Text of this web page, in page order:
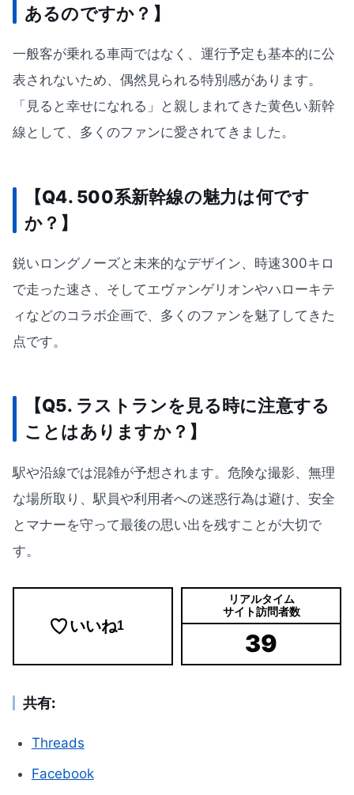
あるのですか？】
一般客が乗れる車両ではなく、運行予定も基本的に公
表されないため、偶然見られる特別感があります。
「見ると幸せになれる」と親しまれてきた黄色い新幹
線として、多くのファンに愛されてきました。
【Q4. 500系新幹線の魅力は何です
か？】
鋭いロングノーズと未来的なデザイン、時速300キロ
で走った速さ、そしてエヴァンゲリオンやハローキテ
ィなどのコラボ企画で、多くのファンを魅了してきた
点です。
【Q5. ラストランを見る時に注意する
ことはありますか？】
駅や沿線では混雑が予想されます。危険な撮影、無理
な場所取り、駅員や利用者への迷惑行為は避け、安全
とマナーを守って最後の思い出を残すことが大切で
す。
いいね1
リアルタイム
サイト訪問者数
39
共有:
Threads
Facebook